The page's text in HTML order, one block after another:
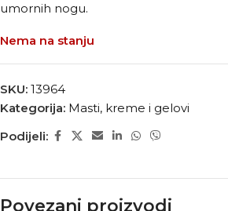
umornih nogu.
Nema na stanju
SKU: 13964
Kategorija: Masti, kreme i gelovi
Podijeli:
Povezani proizvodi